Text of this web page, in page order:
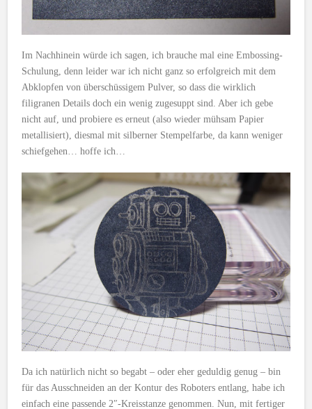
Im Nachhinein würde ich sagen, ich brauche mal eine Embossing-
Schulung, denn leider war ich nicht ganz so erfolgreich mit dem
Abklopfen von überschüssigem Pulver, so dass die wirklich
filigranen Details doch ein wenig zugesuppt sind. Aber ich gebe
nicht auf, und probiere es erneut (also wieder mühsam Papier
metallisiert), diesmal mit silberner Stempelfarbe, da kann weniger
schiefgehen… hoffe ich…
Da ich natürlich nicht so begabt – oder eher geduldig genug – bin
für das Ausschneiden an der Kontur des Roboters entlang, habe ich
einfach eine passende 2″-Kreisstanze genommen. Nun, mit fertiger